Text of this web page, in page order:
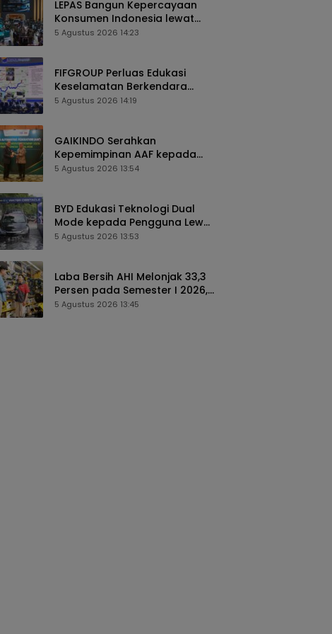
LEPAS Bangun Kepercayaan
Konsumen Indonesia lewat
Pengalaman Berkendara
5 Agustus 2026 14:23
FIFGROUP Perluas Edukasi
Keselamatan Berkendara
Lewat Program FABL di GIIAS
5 Agustus 2026 14:19
GAIKINDO Serahkan
Kepemimpinan AAF kepada
Malaysia, Perkuat Kolaborasi
5 Agustus 2026 13:54
BYD Edukasi Teknologi Dual
Mode kepada Pengguna Lewat
Komunitas BEYOND di GIIAS
5 Agustus 2026 13:53
Laba Bersih AHI Melonjak 33,3
Persen pada Semester I 2026,
Ekspansi AZKO Berlanjut hingga
5 Agustus 2026 13:45